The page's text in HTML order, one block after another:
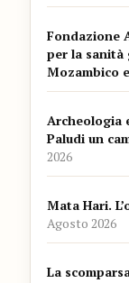
Fondazione
per la
Mozambico
Archeologia
Paludi un
2026
Mata Hari.
Agosto 2026
La